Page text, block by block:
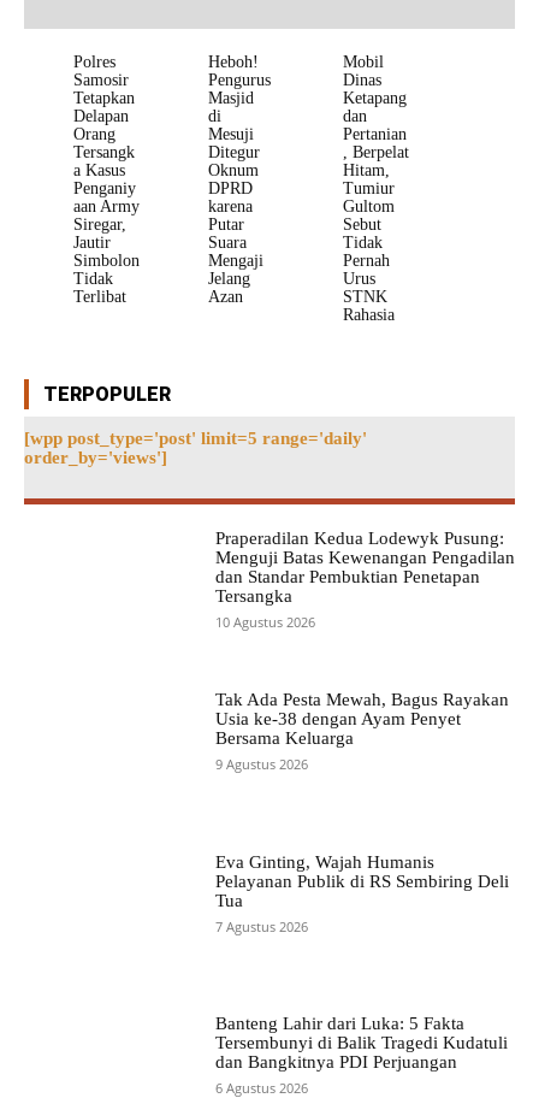
Polres
Samosir
Tetapkan
Delapan
Orang
Tersangk
a Kasus
Penganiy
aan Army
Siregar,
Jautir
Simbolon
Tidak
Terlibat
Heboh!
Pengurus
Masjid
di
Mesuji
Ditegur
Oknum
DPRD
karena
Putar
Suara
Mengaji
Jelang
Azan
Mobil
Dinas
Ketapang
dan
Pertanian
, Berpelat
Hitam,
Tumiur
Gultom
Sebut
Tidak
Pernah
Urus
STNK
Rahasia
TERPOPULER
[wpp post_type='post' limit=5 range='daily'
order_by='views']
Praperadilan Kedua Lodewyk Pusung:
Menguji Batas Kewenangan Pengadilan
dan Standar Pembuktian Penetapan
Tersangka
10 Agustus 2026
Tak Ada Pesta Mewah, Bagus Rayakan
Usia ke-38 dengan Ayam Penyet
Bersama Keluarga
9 Agustus 2026
Eva Ginting, Wajah Humanis
Pelayanan Publik di RS Sembiring Deli
Tua
7 Agustus 2026
Banteng Lahir dari Luka: 5 Fakta
Tersembunyi di Balik Tragedi Kudatuli
dan Bangkitnya PDI Perjuangan
6 Agustus 2026